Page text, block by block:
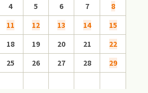
4 5 6 7
8
11 12 13 14
15
18 19 20 21
22
25 26 27 28
29